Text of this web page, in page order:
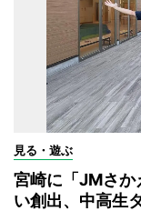
見る・遊ぶ
宮崎に「JMさ
い創出、中高生